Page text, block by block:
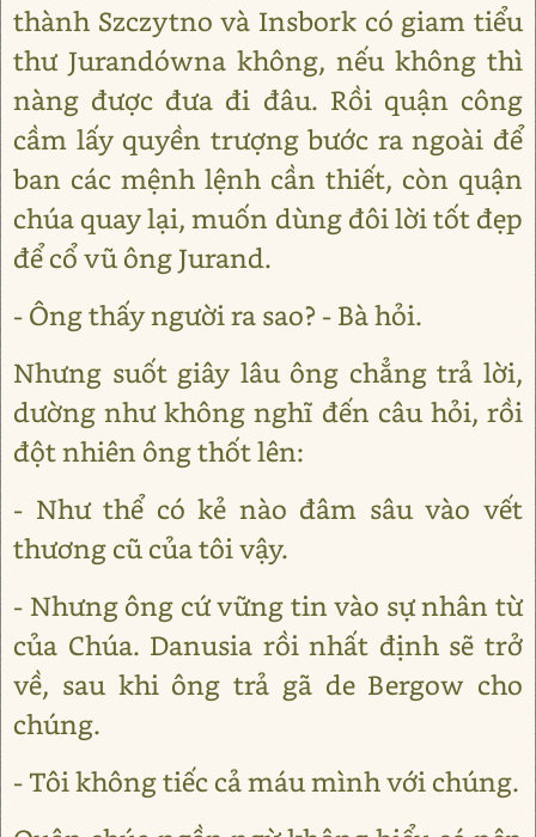
thành Szczytno và Insbork có giam tiểu
thư Jurandówna không, nếu không thì
nàng được đưa đi đâu. Rồi quận công
cầm lấy quyền trượng bước ra ngoài để
ban các mệnh lệnh cần thiết, còn quận
chúa quay lại, muốn dùng đôi lời tốt đẹp
để cổ vũ ông Jurand.
- Ông thấy người ra sao? - Bà hỏi.
Nhưng suốt giây lâu ông chẳng trả lời,
dường như không nghĩ đến câu hỏi, rồi
đột nhiên ông thốt lên:
- Như thể có kẻ nào đâm sâu vào vết
thương cũ của tôi vậy.
- Nhưng ông cứ vững tin vào sự nhân từ
của Chúa. Danusia rồi nhất định sẽ trở
về, sau khi ông trả gã de Bergow cho
chúng.
- Tôi không tiếc cả máu mình với chúng.